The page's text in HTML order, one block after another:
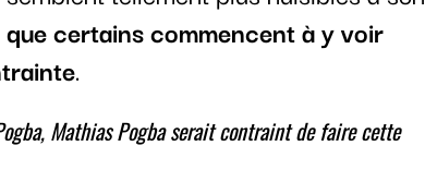
que certains commencent à y voir
.
Mathias Pogba serait contraint de faire cette